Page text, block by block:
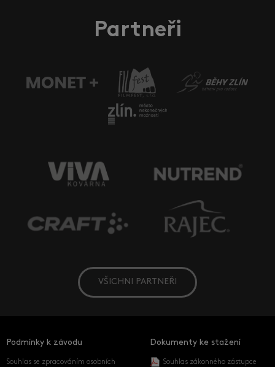
Partneři
VŠICHNI PARTNEŘI
Podmínky k závodu
Souhlas se zpracováním osobních
Dokumenty ke stažení
Souhlas zákonného zástupce